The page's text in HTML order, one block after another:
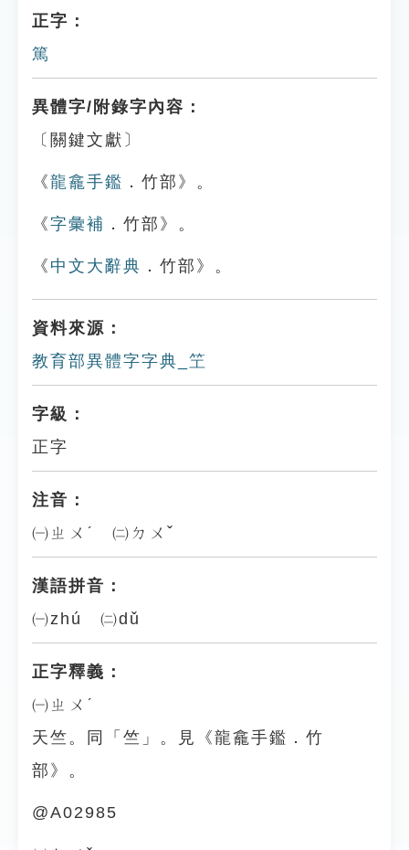
正字：
篤
異體字/附錄字內容：
〔關鍵文獻〕
《龍龕手鑑 ．竹部》。
《字彙補 ．竹部》。
《 中文大辭典 ．竹部》。
資料來源：
教育部異體字字典_笁
字級：
正字
注音：
㈠ㄓㄨˊ ㈡ㄉㄨˇ
漢語拼音：
㈠zhú ㈡dǔ
正字釋義：
㈠ㄓㄨˊ
天竺。同「竺」。見《龍龕手鑑．竹
部》。
@A02985